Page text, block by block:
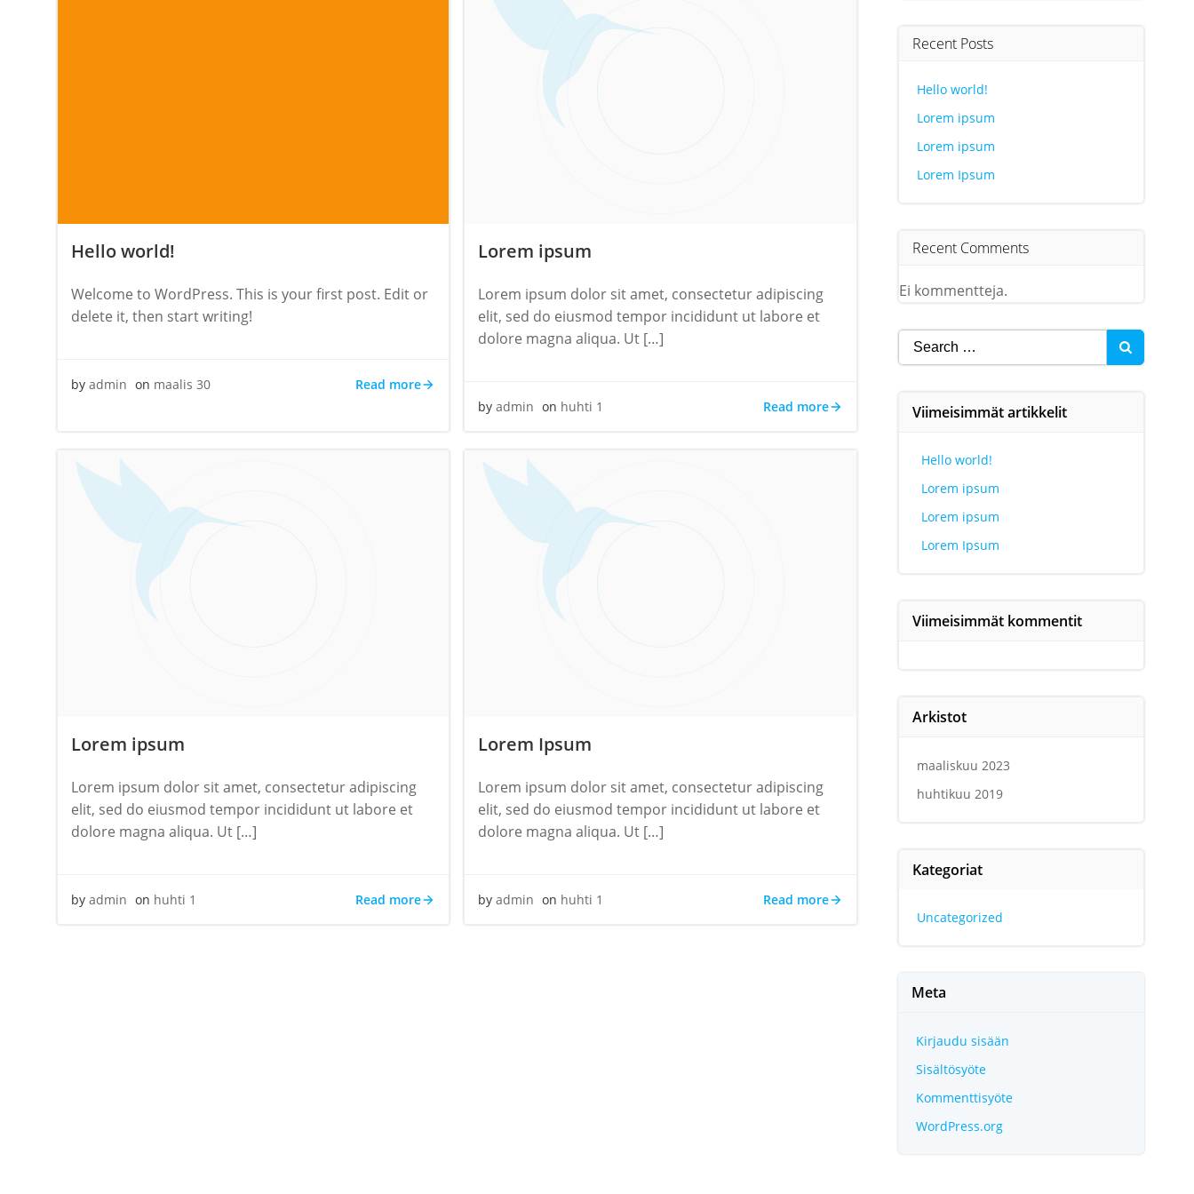
Hello world!
Welcome to WordPress. This is your first post. Edit or
delete it, then start writing!
by admin on maalis 30 Read more
Lorem ipsum
Lorem ipsum dolor sit amet, consectetur adipiscing
elit, sed do eiusmod tempor incididunt ut labore et
dolore magna aliqua. Ut […]
by admin on huhti 1 Read more
Lorem ipsum
Lorem ipsum dolor sit amet, consectetur adipiscing
elit, sed do eiusmod tempor incididunt ut labore et
dolore magna aliqua. Ut […]
by admin on huhti 1 Read more
Lorem Ipsum
Lorem ipsum dolor sit amet, consectetur adipiscing
elit, sed do eiusmod tempor incididunt ut labore et
dolore magna aliqua. Ut […]
by admin on huhti 1 Read more
Recent Posts
Hello world!
Lorem ipsum
Lorem ipsum
Lorem Ipsum
Recent Comments
Ei kommentteja.
Search
for:
Viimeisimmät artikkelit
Hello world!
Lorem ipsum
Lorem ipsum
Lorem Ipsum
Viimeisimmät kommentit
Arkistot
maaliskuu 2023
huhtikuu 2019
Kategoriat
Uncategorized
Meta
Kirjaudu sisään
Sisältösyöte
Kommenttisyöte
WordPress.org